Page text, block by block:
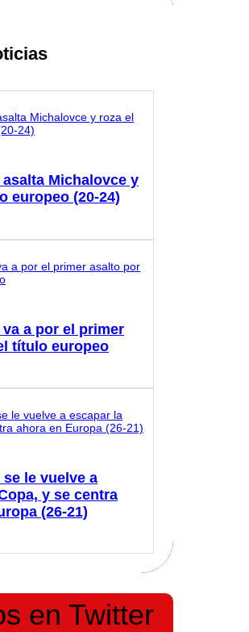
asalta Michalovce y
europeo (20-24)
va a por el primer
título europeo
le vuelve a
y se centra
(26-21)
en Twitter